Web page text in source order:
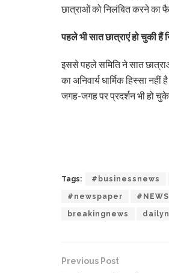
छात्राओं को निलंबित करने का
पहले भी सात छात्राएं हो चुकी हैं
इससे पहले समिति ने सात
का अनिवार्य धार्मिक हिस्सा
जगह-जगह पर प्रदर्शन भी हो
Tags: #businessnews
#newspaper
breakingnews
Previous Post